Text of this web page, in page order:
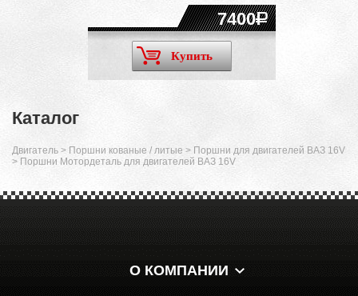
7400
Купить
Каталог
Двигатель > Поршни кованые / литые > Поршни для двигателей ВАЗ 16V
> Поршни Мотордеталь для двигателей ВАЗ 16V
О КОМПАНИИ